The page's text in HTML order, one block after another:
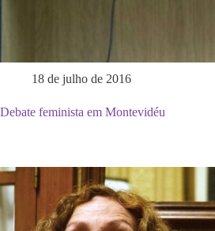
18 de julho de 2016
Debate feminista em Montevidéu